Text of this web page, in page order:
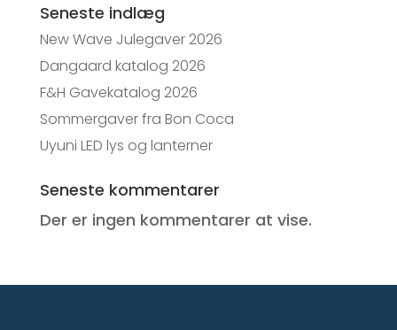
Seneste indlæg
New Wave Julegaver 2026
Dangaard katalog 2026
F&H Gavekatalog 2026
Sommergaver fra Bon Coca
Uyuni LED lys og lanterner
Seneste kommentarer
Der er ingen kommentarer at vise.